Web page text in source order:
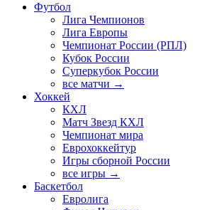
Футбол
Лига Чемпионов
Лига Европы
Чемпионат России (РПЛ)
Кубок России
Суперкубок России
все матчи →
Хоккей
КХЛ
Матч Звезд КХЛ
Чемпионат мира
Еврохоккейтур
Игры сборной России
все игры →
Баскетбол
Евролига